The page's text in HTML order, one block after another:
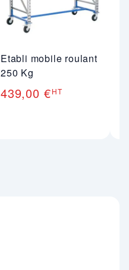
Etabli mobile roulant
250 Kg
439,00 €HT